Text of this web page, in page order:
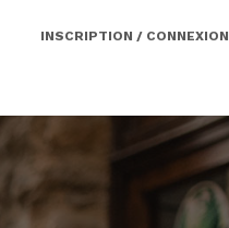
INSCRIPTION / CONNEXION